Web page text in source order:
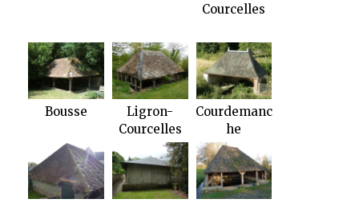
Courcelles
Bousse
Ligron-
Courcelles
Courdemanc
he